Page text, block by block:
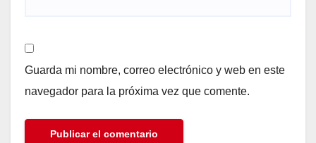
Guarda mi nombre, correo electrónico y web en este
navegador para la próxima vez que comente.